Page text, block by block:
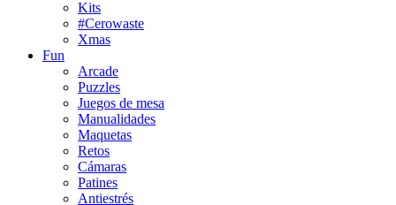
Kits
#Cerowaste
Xmas
Fun
Arcade
Puzzles
Juegos de mesa
Manualidades
Maquetas
Retos
Cámaras
Patines
Antiestrés